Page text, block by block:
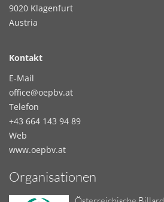
9020 Klagenfurt
Austria
Kontakt
E-Mail
office@oepbv.at
Telefon
+43 664 143 94 89
Web
www.oepbv.at
Organisationen